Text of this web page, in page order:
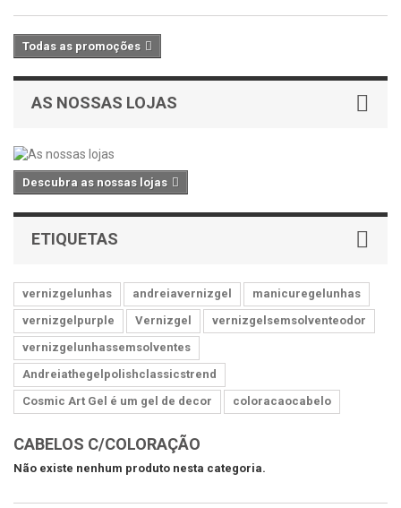
Todas as promoções
AS NOSSAS LOJAS
Descubra as nossas lojas
ETIQUETAS
vernizgelunhas andreiavernizgel
manicuregelunhas
vernizgelpurple
Vernizgel
vernizgelsemsolventeodor
vernizgelunhassemsolventes
Andreiathegelpolishclassicstrend
Cosmic Art Gel é um gel de decor
coloracaocabelo
CABELOS C/COLORAÇÃO
Não existe nenhum produto nesta categoria.